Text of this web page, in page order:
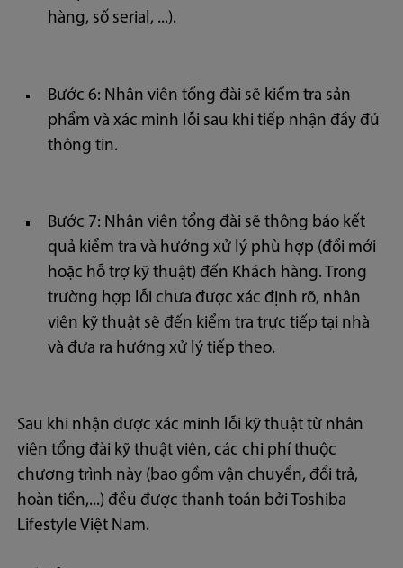
hàng, số serial, ...).
Bước 6: Nhân viên tổng đài sẽ kiểm tra sản
phẩm và xác minh lỗi sau khi tiếp nhận đầy đủ
thông tin.
Bước 7: Nhân viên tổng đài sẽ thông báo kết
quả kiểm tra và hướng xử lý phù hợp (đổi mới
hoặc hỗ trợ kỹ thuật) đến Khách hàng. Trong
trường hợp lỗi chưa được xác định rõ, nhân
viên kỹ thuật sẽ đến kiểm tra trực tiếp tại nhà
và đưa ra hướng xử lý tiếp theo.
Sau khi nhận được xác minh lỗi kỹ thuật từ nhân
viên tổng đài kỹ thuật viên, các chi phí thuộc
chương trình này (bao gồm vận chuyển, đổi trả,
hoàn tiền,...) đều được thanh toán bởi Toshiba
Lifestyle Việt Nam.